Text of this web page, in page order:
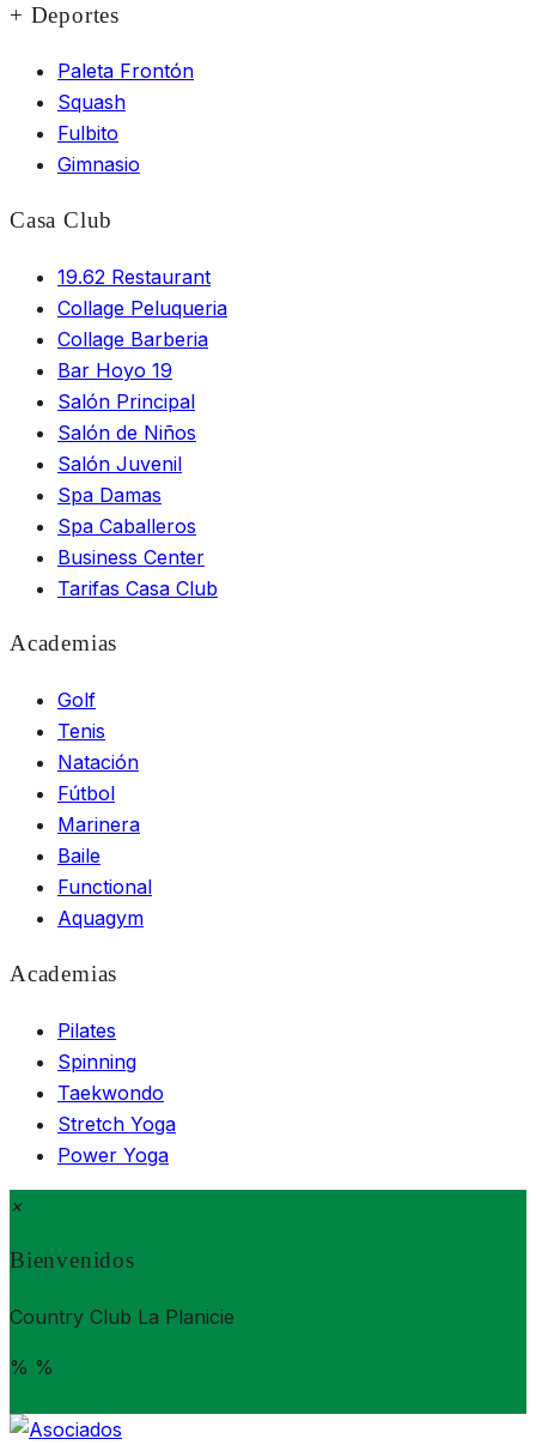
+ Deportes
Paleta Frontón
Squash
Fulbito
Gimnasio
Casa Club
19.62 Restaurant
Collage Peluqueria
Collage Barberia
Bar Hoyo 19
Salón Principal
Salón de Niños
Salón Juvenil
Spa Damas
Spa Caballeros
Business Center
Tarifas Casa Club
Academias
Golf
Tenis
Natación
Fútbol
Marinera
Baile
Functional
Aquagym
Academias
Pilates
Spinning
Taekwondo
Stretch Yoga
Power Yoga
×
Bienvenidos
Country Club La Planicie
% %